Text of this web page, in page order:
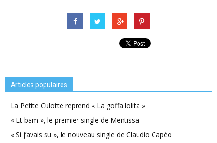
Articles populaires
La Petite Culotte reprend « La goffa lolita »
« Et bam », le premier single de Mentissa
« Si j’avais su », le nouveau single de Claudio Capéo